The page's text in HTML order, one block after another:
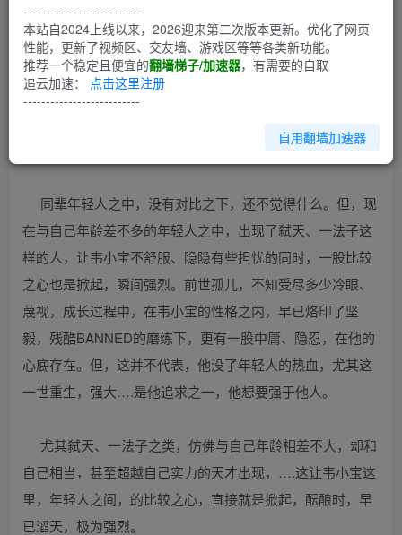
第1回
扬州城钦差府邸，卧房之内，韦小宝打坐了一会儿，发现自
己后天八重巅峰的内功愈发稳固了起来。[燃^文^书库][www].
一法子先后出现，让韦小宝这里，感到了压力。
同辈年轻人之中，没有对比之下，还不觉得什么。但，现
在与自己年龄差不多的年轻人之中，出现了弑天、一法子这
样的人，让韦小宝不舒服、隐隐有些担忧的同时，一股比较
之心也是掀起，瞬间强烈。前世孤儿，不知受尽多少冷眼、
蔑视，成长过程中，在韦小宝的性格之内，早已烙印了坚
毅，残酷BANNED的磨练下，更有一股中庸、隐忍，在他的
心底存在。但，这并不代表，他没了年轻人的热血，尤其这
一世重生，强大….是他追求之一，他想要强于他人。
尤其弑天、一法子之类，仿佛与自己年龄相差不大，却和
自己相当，甚至超越自己实力的天才出现，….这让韦小宝这
里，年轻人之间，的比较之心，直接就是掀起，酝酿时，早
已滔天，极为强烈。
--------------------------
本站自2024上线以来，2026迎来第二次版本更新。优化了网页
性能，更新了视频区、交友墙、游戏区等等各类新功能。
推荐一个稳定且便宜的翻墙梯子/加速器，有需要的自取
追云加速： 点击这里注册
--------------------------
自用翻墙加速器